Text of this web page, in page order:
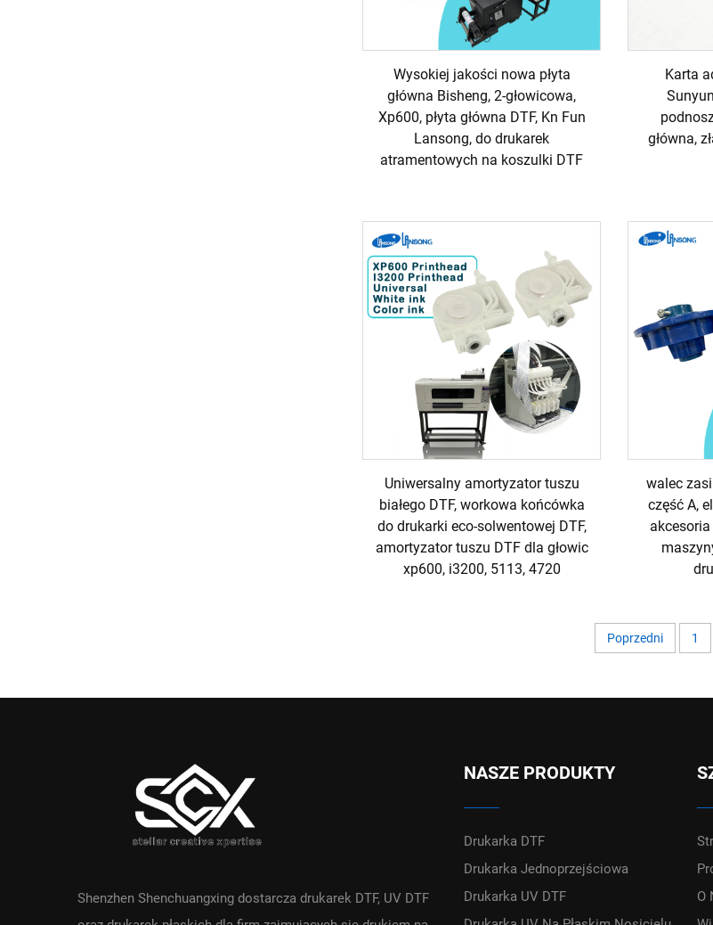
Wysokiej jakości nowa płyta
główna Bisheng, 2-głowicowa,
Xp600, płyta główna DTF, Kn Fun
Lansong, do drukarek
atramentowych na koszulki DTF
Karta
główna,
Uniwersalny amortyzator tuszu
białego DTF, workowa końcówka
do drukarki eco-solwentowej DTF,
amortyzator tuszu DTF dla głowic
xp600, i3200, 5113, 4720
walec
część A,
Poprzedni 1
Shenzhen Shenchuangxing dostarcza drukarek DTF, UV DTF
NASZE PRODUKTY
Drukarka DTF
Drukarka Jednoprzejściowa
Drukarka UV DTF
O